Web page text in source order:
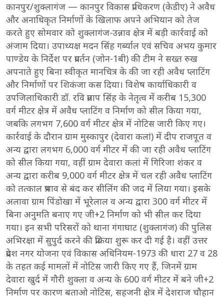
कानपुर/शुक्लागंज — कानपुर विकास प्राधिकरण (केडीए) ने अवैध
और अनाधिकृत निर्माणों के खिलाफ अपने अभियान को तेज
करते हुए सोमवार को शुक्लागंज-उन्नाव क्षेत्र में बड़ी कार्रवाई को
अंजाम दिया। उपाध्यक्ष मदन सिंह गर्ब्याल एवं सचिव अभय कुमार
पाण्डेय के निर्देश पर प्रवर्तन (जोन-1बी) की टीम ने सख्त रुख
अपनाते हुए बिना स्वीकृत मानचित्र के की जा रही अवैध प्लाटिंग
और निर्माणों पर शिकंजा कस दिया। विशेष कार्याधिकारी व
उपजिलाधिकारी डॉ. रवि प्रताप सिंह के नेतृत्व में करीब 15,300
वर्ग मीटर क्षेत्र में अवैध प्लाटिंग व निर्माण को सील किया गया,
जबकि लगभग 7,600 वर्ग मीटर क्षेत्र में नोटिस जारी किए गए।
कार्रवाई के दौरान ग्राम मुस्कापुर (देवारा कलां) में दीप राजपूत व
अन्य द्वारा लगभग 6,000 वर्ग मीटर में की जा रही अवैध प्लाटिंग
को सील किया गया, वहीं ग्राम देवारा कलां में गिरिजा शंकर व
अन्य द्वारा करीब 9,000 वर्ग मीटर क्षेत्र में चल रही अवैध प्लाटिंग
को तत्काल प्रभाव से बंद कर सीलिंग की जद में लिया गया। इसके
अलावा ग्राम पिंडोखा में भूरेलाल व अन्य द्वारा 300 वर्ग मीटर में
बिना अनुमति बनाए गए जी+2 निर्माण को भी सील कर दिया
गया। इन सभी परिसरों को थाना गंगाघाट (शुक्लागंज) की पुलिस
अभिरक्षा में सुपुर्द करने की प्रक्रिया शुरू कर दी गई है। वहीं उत्तर
प्रदेश नगर योजना एवं विकास अधिनियम-1973 की धारा 27 व 28
के तहत कई मामलों में नोटिस जारी किए गए हैं, जिनमें ग्राम
देवारा खुर्द में गौरी शुक्ला व अन्य के 600 वर्ग मीटर में बने जी+2
निर्माण पर कारण बताओ नोटिस, सहजनी क्षेत्र में देशराज चौहान